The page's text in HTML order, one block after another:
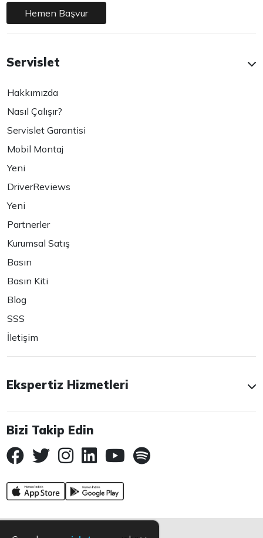
Hemen Başvur
Servislet
Hakkımızda
Nasıl Çalışır?
Servislet Garantisi
Mobil Montaj
Yeni
DriverReviews
Yeni
Partnerler
Kurumsal Satış
Basın
Basın Kiti
Blog
SSS
İletişim
Ekspertiz Hizmetleri
Bizi Takip Edin